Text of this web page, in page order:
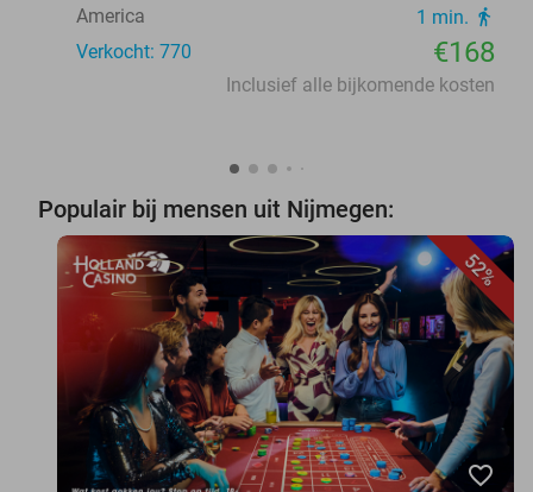
America 1 min. directions_walk
Verkocht: 770 €168
Inclusief alle bijkomende kosten
Populair bij mensen uit Nijmegen:
52%
favorite_border